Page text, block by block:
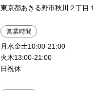
東京都あきる野市秋川２丁目
営業時間
月水金土10:00-21:00
火木13:00-21:00
日祝休